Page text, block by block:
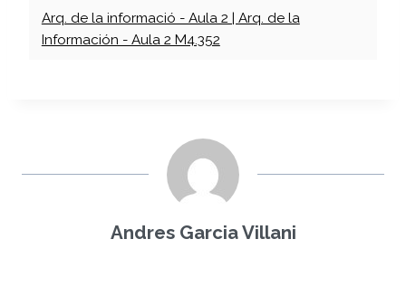
Arq. de la informació - Aula 2 | Arq. de la
Información - Aula 2 M4.352
Andres Garcia Villani